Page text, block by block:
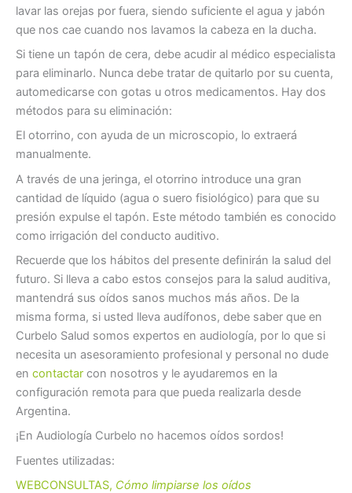
lavar las orejas por fuera, siendo suficiente el agua y jabón
que nos cae cuando nos lavamos la cabeza en la ducha.
Si tiene un tapón de cera, debe acudir al médico especialista
para eliminarlo. Nunca debe tratar de quitarlo por su cuenta,
automedicarse con gotas u otros medicamentos. Hay dos
métodos para su eliminación:
El otorrino, con ayuda de un microscopio, lo extraerá
manualmente.
A través de una jeringa, el otorrino introduce una gran
cantidad de líquido (agua o suero fisiológico) para que su
presión expulse el tapón. Este método también es conocido
como irrigación del conducto auditivo.
Recuerde que los hábitos del presente definirán la salud del
futuro. Si lleva a cabo estos consejos para la salud auditiva,
mantendrá sus oídos sanos muchos más años. De la
misma forma, si usted lleva audífonos, debe saber que en
Curbelo Salud somos expertos en audiología, por lo que si
necesita un asesoramiento profesional y personal no dude
en contactar con nosotros y le ayudaremos en la
configuración remota para que pueda realizarla desde
Argentina.
¡En Audiología Curbelo no hacemos oídos sordos!
Fuentes utilizadas:
WEBCONSULTAS, Cómo limpiarse los oídos